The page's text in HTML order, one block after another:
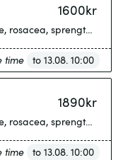
1600kr
rosacea, sprengte
time to 13.08. 10:00
1890kr
rosacea, sprengte
time to 13.08. 10:00